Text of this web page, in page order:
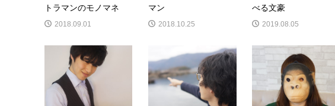
トラマンのモノマネ
2018.09.01
マン
2018.10.25
べる文豪
2019.08.05